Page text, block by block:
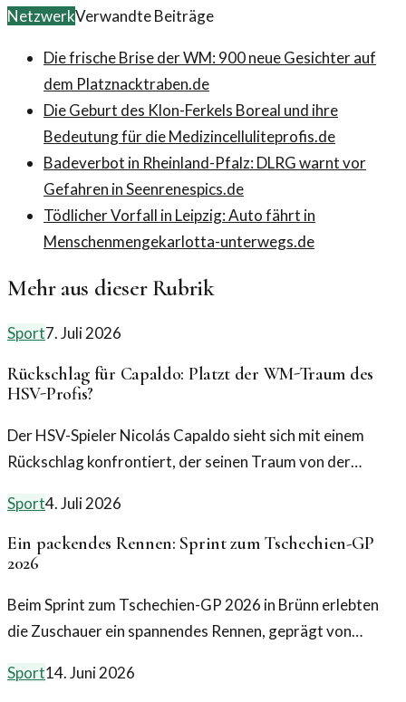
NetzwerkVerwandte Beiträge
Die frische Brise der WM: 900 neue Gesichter auf
dem Platznacktraben.de
Die Geburt des Klon-Ferkels Boreal und ihre
Bedeutung für die Medizincelluliteprofis.de
Badeverbot in Rheinland-Pfalz: DLRG warnt vor
Gefahren in Seenrenespics.de
Tödlicher Vorfall in Leipzig: Auto fährt in
Menschenmengekarlotta-unterwegs.de
Mehr aus dieser Rubrik
Sport7. Juli 2026
Rückschlag für Capaldo: Platzt der WM-Traum des
HSV-Profis?
Der HSV-Spieler Nicolás Capaldo sieht sich mit einem
Rückschlag konfrontiert, der seinen Traum von der
Die aktuelle Verletzung macht die Situation angespannt.
Sport4. Juli 2026
Ein packendes Rennen: Sprint zum Tschechien-GP
2026
Beim Sprint zum Tschechien-GP 2026 in Brünn erlebten
die Zuschauer ein spannendes Rennen, geprägt von
Entscheidungen.
Sport14. Juni 2026